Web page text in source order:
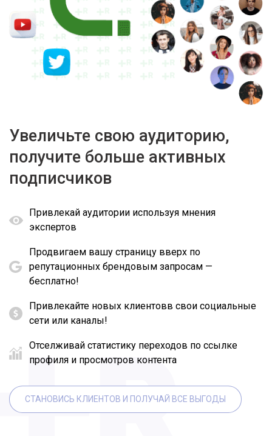
Увеличьте свою аудиторию,
получите больше активных
подписчиков
Привлекай аудитории используя мнения
экспертов
Продвигаем вашу страницу вверх по
репутационных брендовым запросам —
бесплатно!
Привлекайте новых клиентовв свои социальные
сети или каналы!
Отселживай статистику переходов по ссылке
профиля и просмотров контента
СТАНОВИСЬ КЛИЕНТОВ И ПОЛУЧАЙ ВСЕ ВЫГОДЫ